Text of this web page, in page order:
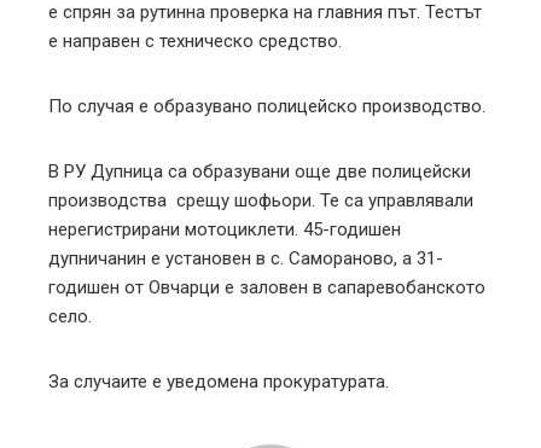
е спрян за рутинна проверка на главния път. Тестът
е направен с техническо средство.
По случая е образувано полицейско производство.
В РУ Дупница са образувани още две полицейски
производства срещу шофьори. Те са управлявали
нерегистрирани мотоциклети. 45-годишен
дупничанин е установен в с. Самораново, а 31-
годишен от Овчарци е заловен в сапаревобанското
село.
За случаите е уведомена прокуратурата.